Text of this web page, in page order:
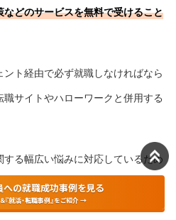
どのサービスを無料で受けること
ト経由で必ず就職しなければなら
サイトやハローワークと併用する
る幅広い悩みに対応しているため
う段階でも気軽に相談してみまし
への就職成功事例を見る
就活・転職事例』をご紹介 →